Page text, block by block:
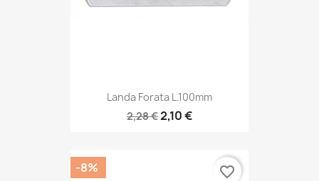
Landa Forata L.100mm
2,28 €2,10 €
-8% favorite_border